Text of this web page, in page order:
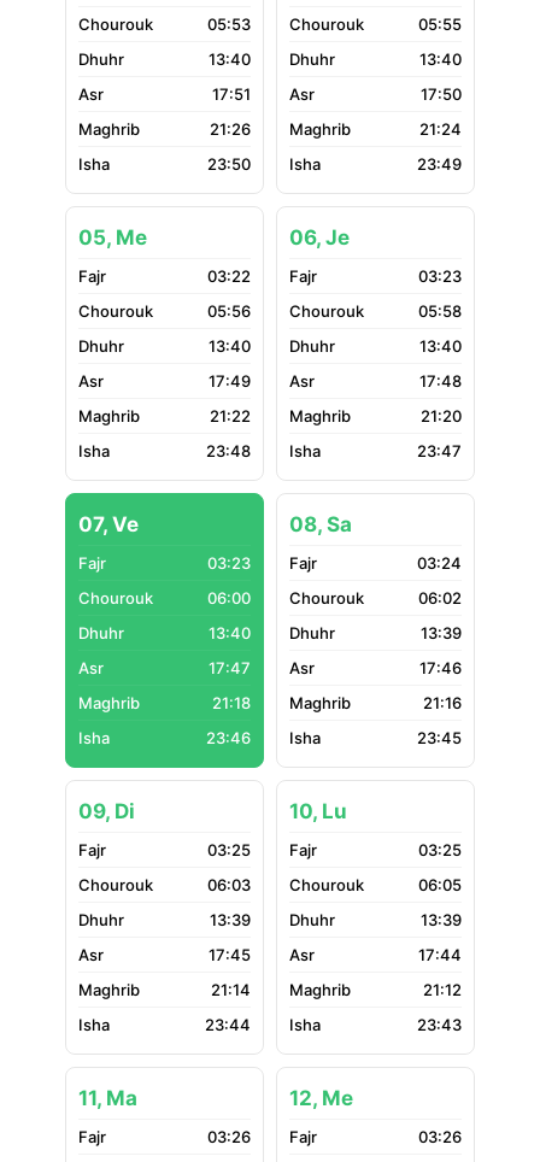
05:53
13:40
17:51
21:26
23:50
05:55
13:40
17:50
21:24
23:49
05, Me
03:22
05:56
13:40
17:49
21:22
23:48
06, Je
03:23
05:58
13:40
17:48
21:20
23:47
07, Ve
03:23
06:00
13:40
17:47
21:18
23:46
08, Sa
03:24
06:02
13:39
17:46
21:16
23:45
09, Di
03:25
06:03
13:39
17:45
21:14
23:44
10, Lu
03:25
06:05
13:39
17:44
21:12
23:43
11, Ma
03:26
12, Me
03:26